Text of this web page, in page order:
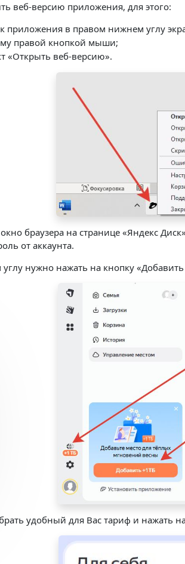
веб-версию приложения, для этого:
приложения в правом нижнем углу
правой кнопкой мыши;
«Открыть веб-версию».
окно браузера на странице «Яндекс
от аккаунта.
нужно нажать на кнопку
удобный для Вас тариф и нажать